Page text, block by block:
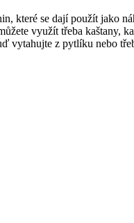
které se dají použít jako
využít třeba kaštany,
vytahujte z pytlíku nebo